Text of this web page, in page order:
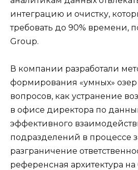
интеграцию и очистку,
требовать до 90% времени,
Group.
В компании разработали
формирования «умных» озер
вопросов, как устранение
в офисе директора по
эффективного
подразделений в процессе
разграничение
референсная архитектура